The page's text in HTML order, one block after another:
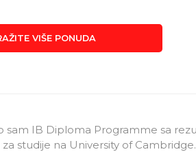
VIŠE PONUDA
sam IB Diploma Programme sa
studije na University of